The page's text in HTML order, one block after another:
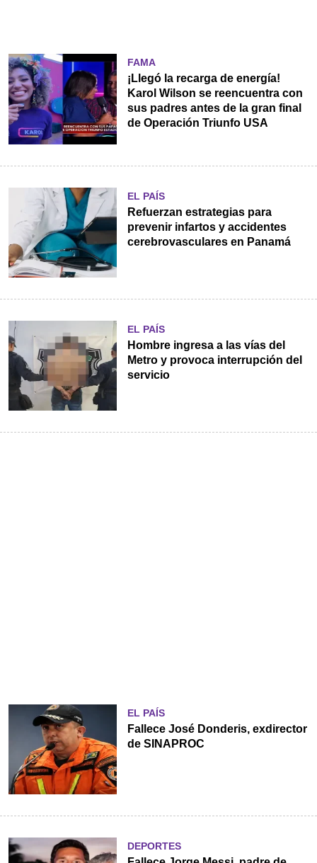
FAMA
¡Llegó la recarga de energía!
Karol Wilson se reencuentra con
sus padres antes de la gran final
de Operación Triunfo USA
EL PAÍS
Refuerzan estrategias para
prevenir infartos y accidentes
cerebrovasculares en Panamá
EL PAÍS
Hombre ingresa a las vías del
Metro y provoca interrupción del
servicio
EL PAÍS
Fallece José Donderis, exdirector
de SINAPROC
DEPORTES